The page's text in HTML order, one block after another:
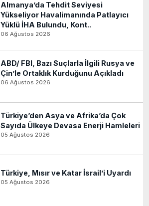
Almanya’da Tehdit Seviyesi
Yükseliyor Havalimanında Patlayıcı
Yüklü İHA Bulundu, Kont..
06 Ağustos 2026
ABD/ FBI, Bazı Suçlarla İlgili Rusya ve
Çin’le Ortaklık Kurduğunu Açıkladı
06 Ağustos 2026
Türkiye’den Asya ve Afrika’da Çok
Sayıda Ülkeye Devasa Enerji Hamleleri
05 Ağustos 2026
Türkiye, Mısır ve Katar İsrail’i Uyardı
05 Ağustos 2026